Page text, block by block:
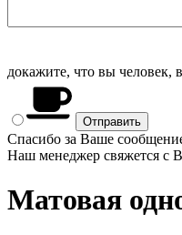
докажите, что вы человек,
Спасибо за Ваше
Наш менеджер свяжется с
Матовая